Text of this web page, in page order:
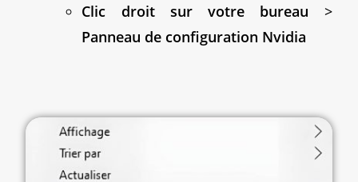
Clic droit sur votre bureau >
Panneau de configuration Nvidia